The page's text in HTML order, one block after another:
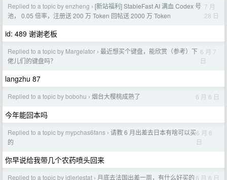
Replied to a topic by enzheng › [新站福利] StableFast AI 满血 Codex 号
池， 0.05 倍率，注册送 200 万 Token 回帖送 2000 万 Token
7 月
28 日
id: 489 谢谢老板
Replied to a topic by Margelator › 最近想买个键盘，能欣赏（参考）下
佬儿们的键盘吗？
6 月 7
日
langzhu 87
Replied to a topic by bobohu › 烟台大樱桃成熟了 6 月 6 日
今年能回本吗
Replied to a topic by mypchas6fans › 请教 6 月出差去日本有啥可以买
的
6 月 6
日
你早说给我带几个农药喷头回来
Replied to a topic by idlerlestat › 月底去法国出差一周，有什么好买的 6 月 6 日